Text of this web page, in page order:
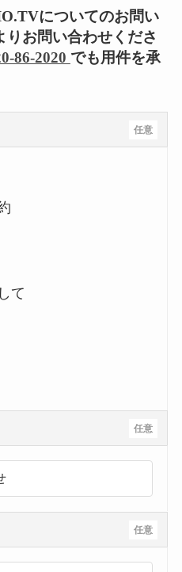
についてのお問い
お問い合わせくださ
86-2020 でも用件を承
任意
て
任意
任意